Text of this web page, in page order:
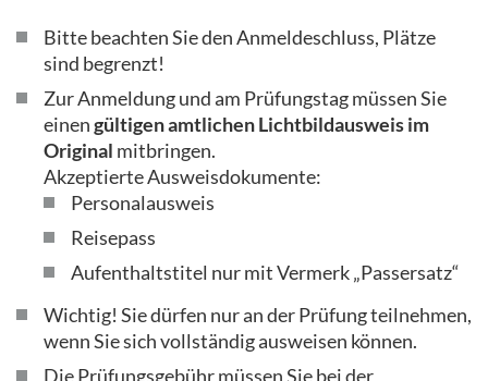
Bitte beachten Sie den Anmeldeschluss, Plätze
sind begrenzt!
Zur Anmeldung und am Prüfungstag müssen Sie
einengültigen amtlichen Lichtbildausweis im
Original mitbringen.
Akzeptierte Ausweisdokumente:
Personalausweis
Reisepass
Aufenthaltstitel nur mit Vermerk „Passersatz“
Wichtig! Sie dürfen nur an der Prüfung teilnehmen,
wenn Sie sich vollständig ausweisen können.
Die Prüfungsgebühr müssen Sie bei der